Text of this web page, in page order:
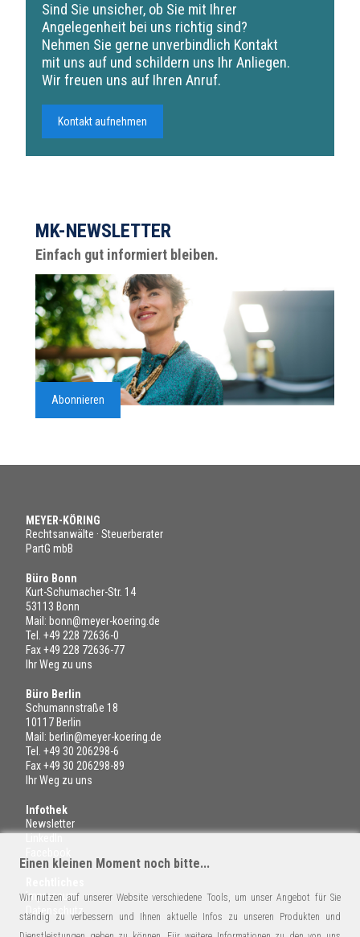
Sind Sie unsicher, ob Sie mit Ihrer
Angelegenheit bei uns richtig sind?
Nehmen Sie gerne unverbindlich Kontakt
mit uns auf und schildern uns Ihr Anliegen.
Wir freuen uns auf Ihren Anruf.
Kontakt aufnehmen
MK-NEWSLETTER
Einfach gut informiert bleiben.
Abonnieren
MEYER-KÖRING
Rechtsanwälte · Steuerberater
PartG mbB
Büro Bonn
Kurt-Schumacher-Str. 14
53113 Bonn
Mail: bonn@meyer-koering.de
Tel. +49 228 72636-0
Fax +49 228 72636-77
Ihr Weg zu uns
Büro Berlin
Schumannstraße 18
10117 Berlin
Mail: berlin@meyer-koering.de
Tel. +49 30 206298-6
Fax +49 30 206298-89
Ihr Weg zu uns
Infothek
Newsletter
Impressum
Datenschutz
Einen kleinen Moment noch bitte...
Wir nutzen auf unserer Website verschiedene Tools, um unser Angebot für Sie
ständig zu verbessern und Ihnen aktuelle Infos zu unseren Produkten und